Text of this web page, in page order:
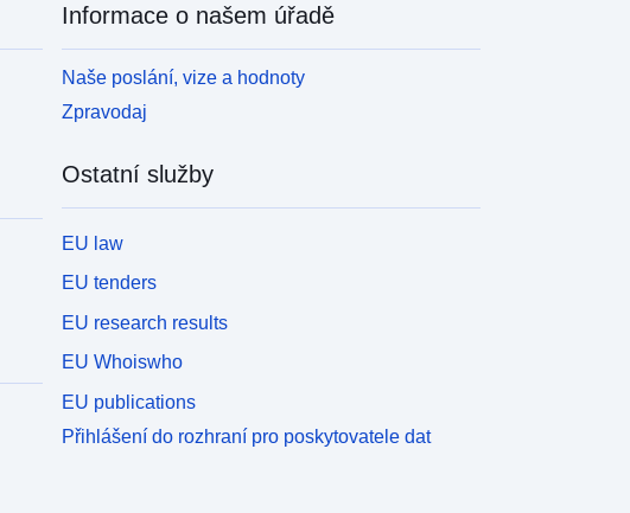
Informace o našem úřadě
Naše poslání, vize a hodnoty
Zpravodaj
Ostatní služby
EU law
EU tenders
EU research results
EU Whoiswho
EU publications
Přihlášení do rozhraní pro poskytovatele dat